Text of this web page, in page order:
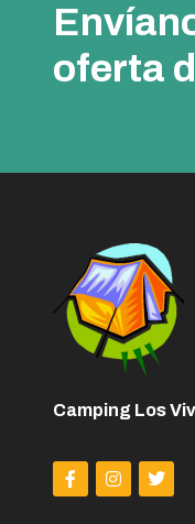
oferta
Camping Los